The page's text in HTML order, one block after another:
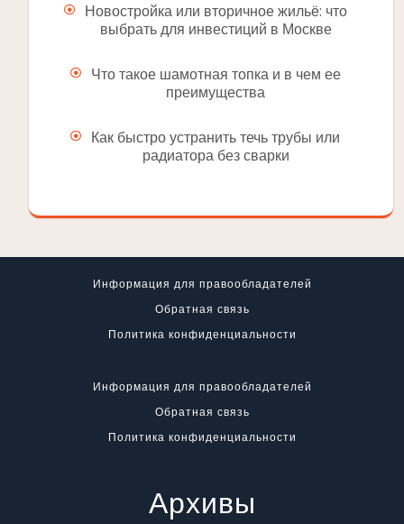
Новостройка или вторичное жильё: что
выбрать для инвестиций в Москве
Что такое шамотная топка и в чем ее
преимущества
Как быстро устранить течь трубы или
радиатора без сварки
Информация для правообладателей
Обратная связь
Политика конфиденциальности
Информация для правообладателей
Обратная связь
Политика конфиденциальности
Архивы